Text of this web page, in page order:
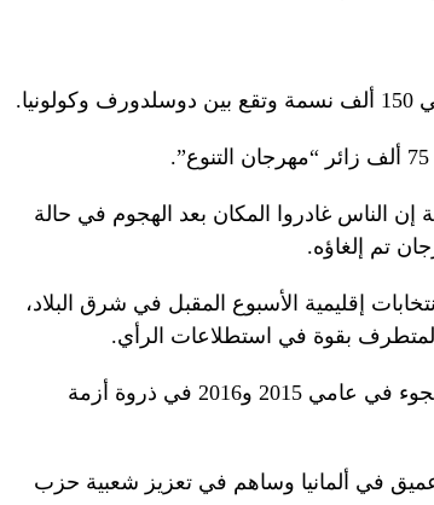
الناس غادروا المكان بعد الهجوم في حالة
تم إلغاؤه.
إقليمية الأسبوع المقبل في شرق البلاد،
المتطرف بقوة في استطلاعات الرأي.
واستقبلت ألمانيا أكثر من مليون طالب لجوء في عامي 2015 و2016 في ذروة أزمة
في ألمانيا وساهم في تعزيز شعبية حزب